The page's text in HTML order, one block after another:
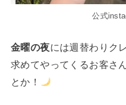
公式
金曜の夜には週替わりク
求めてやってくるお客さ
とか！